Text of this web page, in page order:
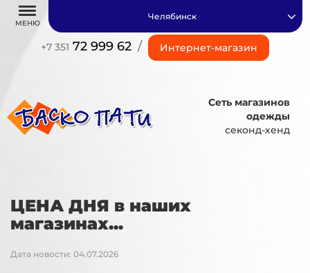
МЕНЮ
+7 351 72 999 62 / Интернет-магазин
Челябинск
Сеть магазинов
одежды
секонд-хенд
ЦЕНА ДНЯ в наших
магазинах...
Дата новости: 04.07.2026